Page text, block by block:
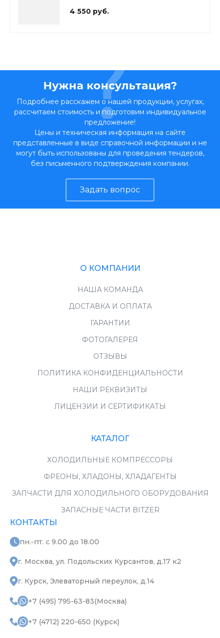
4 550 руб.
Нужна консультация?
Подробнее расскажем о нашей продукции, услугах,
рассчитаем стоимость и подготовим индивидуальное
предложение!
Цены и техническая информация на сайте
представленные в виде справочной информации и не
могут быть использованы для проведения тендеров,
без письменного подтверждения компании.
Задать вопрос
О КОМПАНИИ
НАША КОМАНДА
ДОСТАВКА И ОПЛАТА
ГАРАНТИИ
ФОТОГАЛЕРЕЯ
ОТЗЫВЫ
ПОЛИТИКА КОНФИДЕНЦИАЛЬНОСТИ
НАШИ РЕКВИЗИТЫ
ЛИЦЕНЗИИ И СЕРТИФИКАТЫ
КАТАЛОГ
ХОЛОДИЛЬНЫЕ КОМПРЕССОРЫ
ФРЕОНЫ, ХЛАДОНЫ, ХЛАДАГЕНТЫ
ЗАПЧАСТИ ДЛЯ ХОЛОДИЛЬНОГО ОБОРУДОВАНИЯ
ЗАПАСНЫЕ ЧАСТИ BITZER
КОНТАКТЫ
пн.-пт. с 9.00 до 18.00
г. Москва, ул. Подольских Курсантов, д.17 к2
г. Курск, Элеваторный переулок, д.14
+7 (495) 795-63-83(Москва)
+7 (4712) 220-650 (Курск)